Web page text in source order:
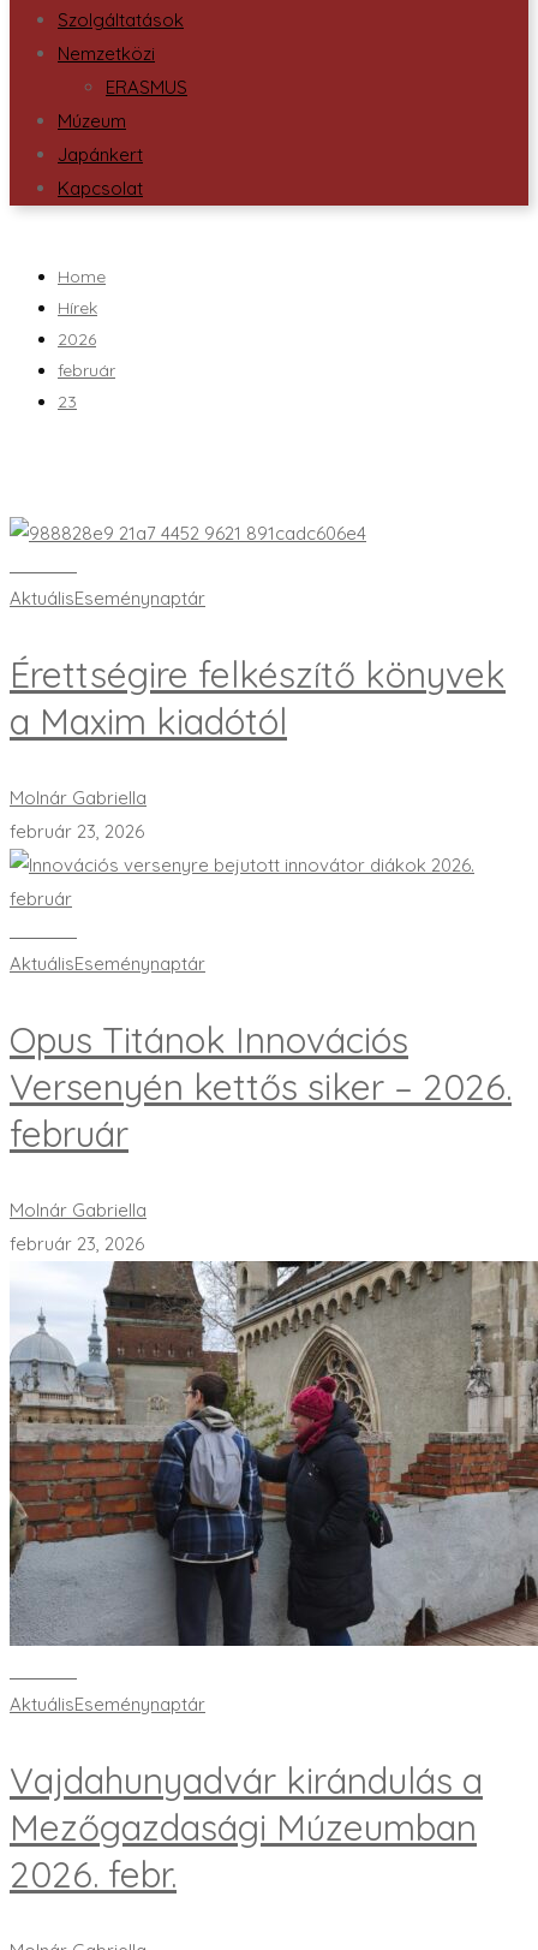
Szolgáltatások
Nemzetközi
ERASMUS
Múzeum
Japánkert
Kapcsolat
Home
Hírek
2026
február
23
AktuálisEseménynaptár
Érettségire felkészítő könyvek
a Maxim kiadótól
Molnár Gabriella
február 23, 2026
AktuálisEseménynaptár
Opus Titánok Innovációs
Versenyén kettős siker – 2026.
február
Molnár Gabriella
február 23, 2026
AktuálisEseménynaptár
Vajdahunyadvár kirándulás a
Mezőgazdasági Múzeumban
2026. febr.